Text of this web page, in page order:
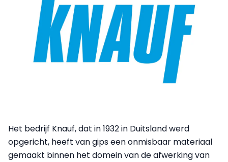
Het bedrijf Knauf, dat in 1932 in Duitsland werd
opgericht, heeft van gips een onmisbaar materiaal
gemaakt binnen het domein van de afwerking van